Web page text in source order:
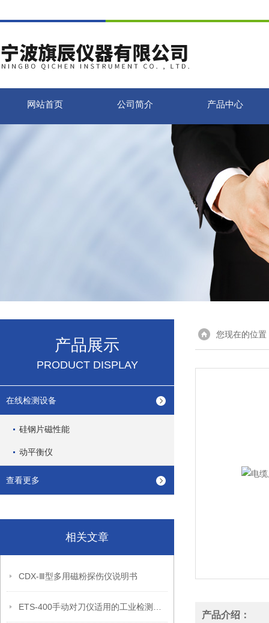
网站首页 公司简介 产品中心
产品展示
PRODUCT DISPLAY
在线检测设备
硅钢片磁性能
动平衡仪
查看更多
相关文章
CDX-Ⅲ型多用磁粉探伤仪说明书
您现在的位置
产品介绍：